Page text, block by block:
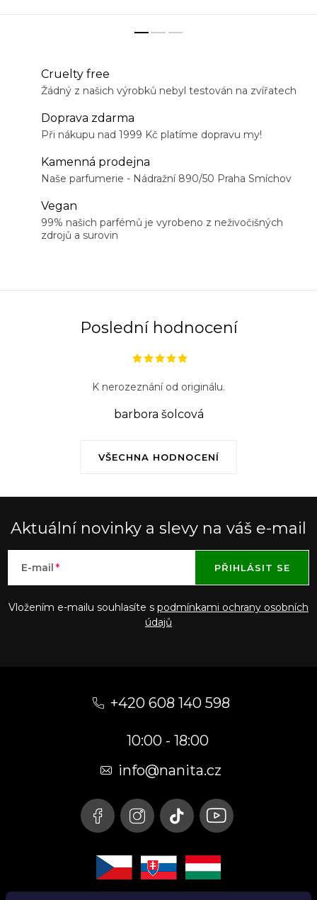
Cruelty free
Žádný z našich výrobků nebyl testován na zvířatech
Doprava zdarma
Při nákupu nad 1999 Kč platíme dopravu my!
Kamenná prodejna
Naše parfumerie - Nádražní 890/50 Praha Smíchov
Vegan
99% našich parfémů je vyrobeno z neživočišných
zdrojů a surovin
Poslední hodnocení
VŠECHNA HODNOCENÍ
K nerozeznání od originálu.
barbora šolcová
Aktuální novinky a slevy na váš e-mail
E-mail
Vložením e-mailu souhlasíte s podmínkami ochrany osobních
údajů
PŘIHLÁSIT SE
+420 608 140 598
10:00 - 18:00
info@nanita.cz